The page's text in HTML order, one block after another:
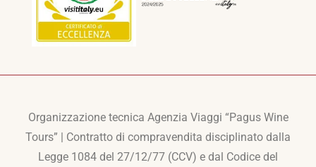
Organizzazione tecnica Agenzia Viaggi “Pagus Wine
Tours” | Contratto di compravendita disciplinato dalla
Legge 1084 del 27/12/77 (CCV) e dal Codice del